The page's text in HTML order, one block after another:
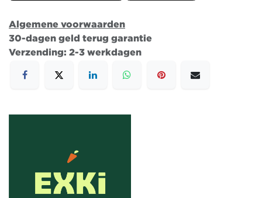
Algemene voorwaarden
30-dagen geld terug garantie
Verzending: 2-3 werkdagen